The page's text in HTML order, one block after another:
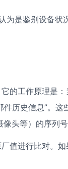
为是鉴别设备状
的工作原理是
历史信息”。
头等）的序列号
值进行比对。